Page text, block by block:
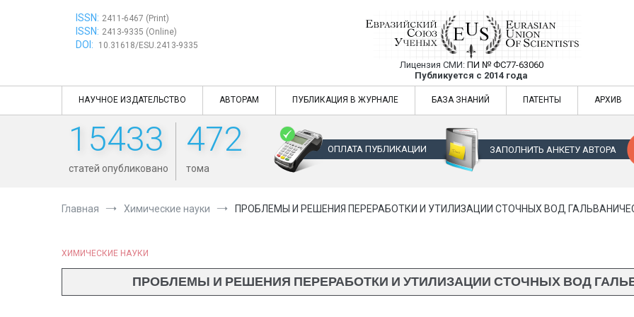
ISSN: 2411-6467 (Print)
ISSN: 2413-9335 (Online)
DOI: 10.31618/ESU.2413-9335
Евразийский Союз Ученых —
Лицензия СМИ: ПИ № ФС77-63060
Публикуется с 2014 года
Евразийский Союз Ученых — публикация научных статей в
НАУЧНОЕ ИЗДАТЕЛЬСТВО АВТОРАМ ПУБЛИКАЦИЯ В ЖУРНАЛЕ БАЗА ЗНАНИЙ ПАТЕНТЫ АРХИВ
15433
статей опубликовано
472
тома
ОПЛАТА ПУБЛИКАЦИИ ЗАПОЛНИТЬ АНКЕТУ АВТОРА
Главная Химические науки ПРОБЛЕМЫ И РЕШЕНИЯ ПЕРЕРАБОТКИ И УТИЛИЗАЦИИ СТОЧНЫХ ВОД
ХИМИЧЕСКИЕ НАУКИ
ПРОБЛЕМЫ И РЕШЕНИЯ ПЕРЕРАБОТКИ И УТИЛИЗАЦИИ СТОЧНЫХ ВОД